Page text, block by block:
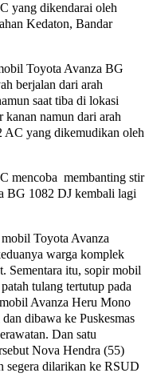
yang dikendarai oleh
Kedaton, Bandar
Toyota Avanza BG
berjalan dari arah
saat tiba di lokasi
namun dari arah
AC yang dikemudikan oleh
mencoba membanting stir
BG 1082 DJ kembali lagi
Toyota Avanza
warga komplek
Sementara itu, sopir mobil
tulang tertutup pada
Avanza Heru Mono
dibawa ke Puskesmas
Dan satu
Nova Hendra (55)
segera dilarikan ke RSUD